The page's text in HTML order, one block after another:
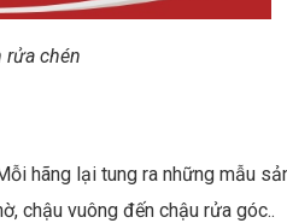
rửa chén
hãng lại tung ra những mẫu
chậu vuông đến chậu rửa góc..